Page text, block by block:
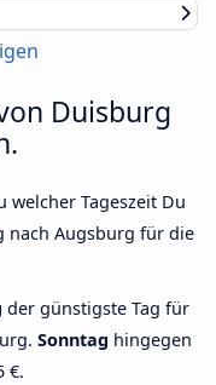
Duisburg
welcher Tageszeit Du
nach Augsburg für die
der günstigste Tag für
Sonntag hingegen
€.